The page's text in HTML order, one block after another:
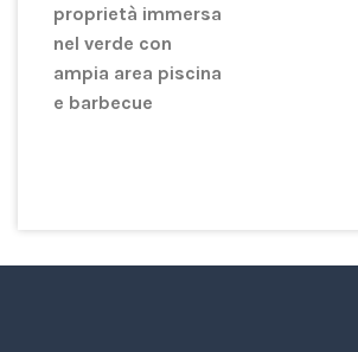
proprietà immersa
nel verde con
ampia area piscina
e barbecue